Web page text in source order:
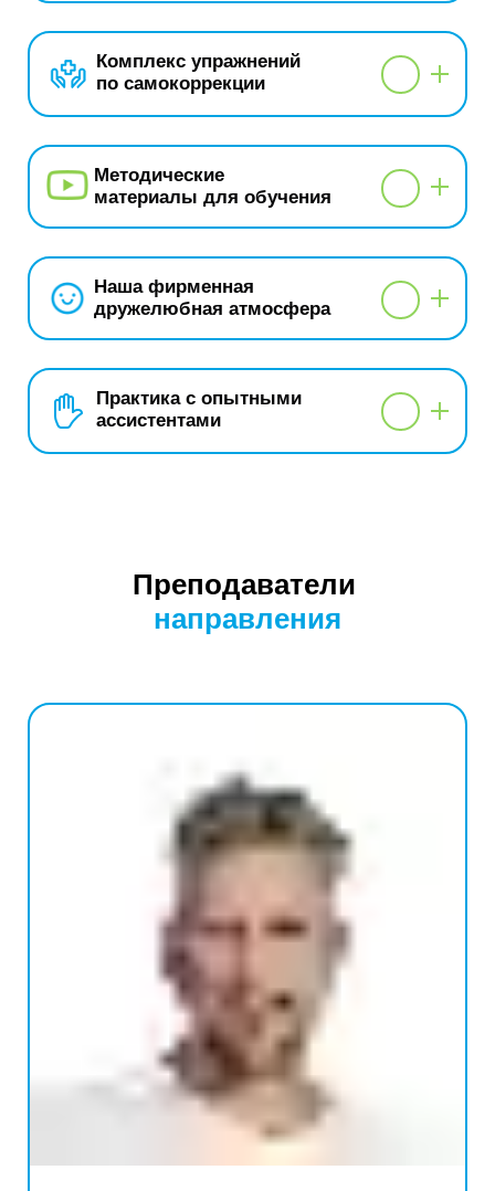
Комплекс упражнений
по самокоррекции
Методические
материалы для обучения
Наша фирменная
дружелюбная атмосфера
Практика с опытными
ассистентами
Преподаватели
направления